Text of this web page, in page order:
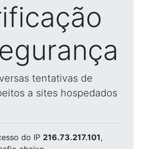
tentativas de
a sites hospedados
do IP 216.73.217.101,